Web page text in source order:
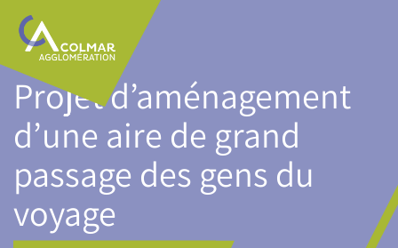
Aller
contenu
principal
Main
navigation
Projet d’aménagement
d’une aire de grand
passage des gens du
voyage